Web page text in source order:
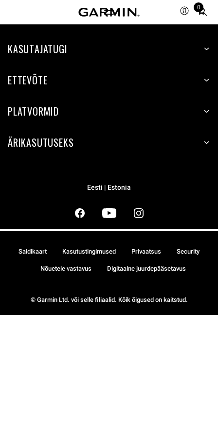
0
Total
items
cart:
KASUTAJATUGI
ETTEVÕTE
PLATVORMID
ÄRIKASUTUSEKS
Eesti | Estonia
© Garmin Ltd. või selle filiaalid. Kõik õigused on kaitstud.
Saidikaart Kasutustingimused Privaatsus Security
Nõuetele vastavus Digitaalne juurdepääsetavus